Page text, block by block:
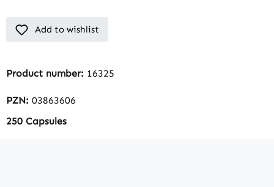
Add to wishlist
Product number: 16325
PZN: 03863606
250 Capsules